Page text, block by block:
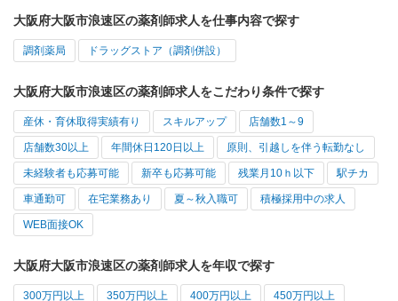
大阪府大阪市浪速区の薬剤師求人を仕事内容で探す
調剤薬局 ドラッグストア（調剤併設）
大阪府大阪市浪速区の薬剤師求人をこだわり条件で探す
産休・育休取得実績有り スキルアップ 店舗数1～9
店舗数30以上 年間休日120日以上 原則、引越しを伴う転勤なし
未経験者も応募可能 新卒も応募可能 残業月10ｈ以下 駅チカ
車通勤可 在宅業務あり 夏～秋入職可 積極採用中の求人
WEB面接OK
大阪府大阪市浪速区の薬剤師求人を年収で探す
300万円以上 350万円以上 400万円以上 450万円以上